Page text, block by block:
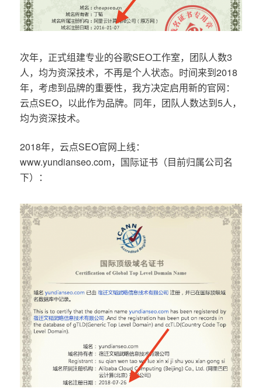
次年，正式组建专业的谷歌SEO工作室，团队人数3
人，均为资深技术，不再是个人状态。时间来到2018
年，考虑到品牌的重要性，我方决定启用新的官网：
云点SEO，以此作为品牌。同年，团队人数达到5人，
均为资深技术。
2018年，云点SEO官网上线：
www.yundianseo.com，国际证书（目前归属公司名
下）：